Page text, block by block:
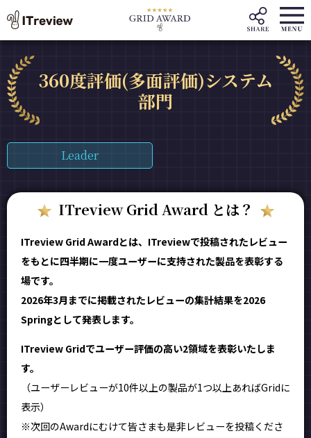
360度評価(多面評価)システム
部門
Leader
ITreview Grid Award とは？
ITreview Grid Awardとは、ITreviewで投稿されたレビュー
をもとに四半期に一度ユーザーに支持された製品を表彰する
場です。
2026年3月までに掲載されたレビューの集計結果を2026
Springとして発表します。
ITreview Gridでユーザー評価の高い2領域を表彰いたしま
す。
（ユーザーレビューが10件以上の製品が1つ以上あればGridに
表示）
※次回のAwardにむけて皆さまも是非レビューを投稿くださ